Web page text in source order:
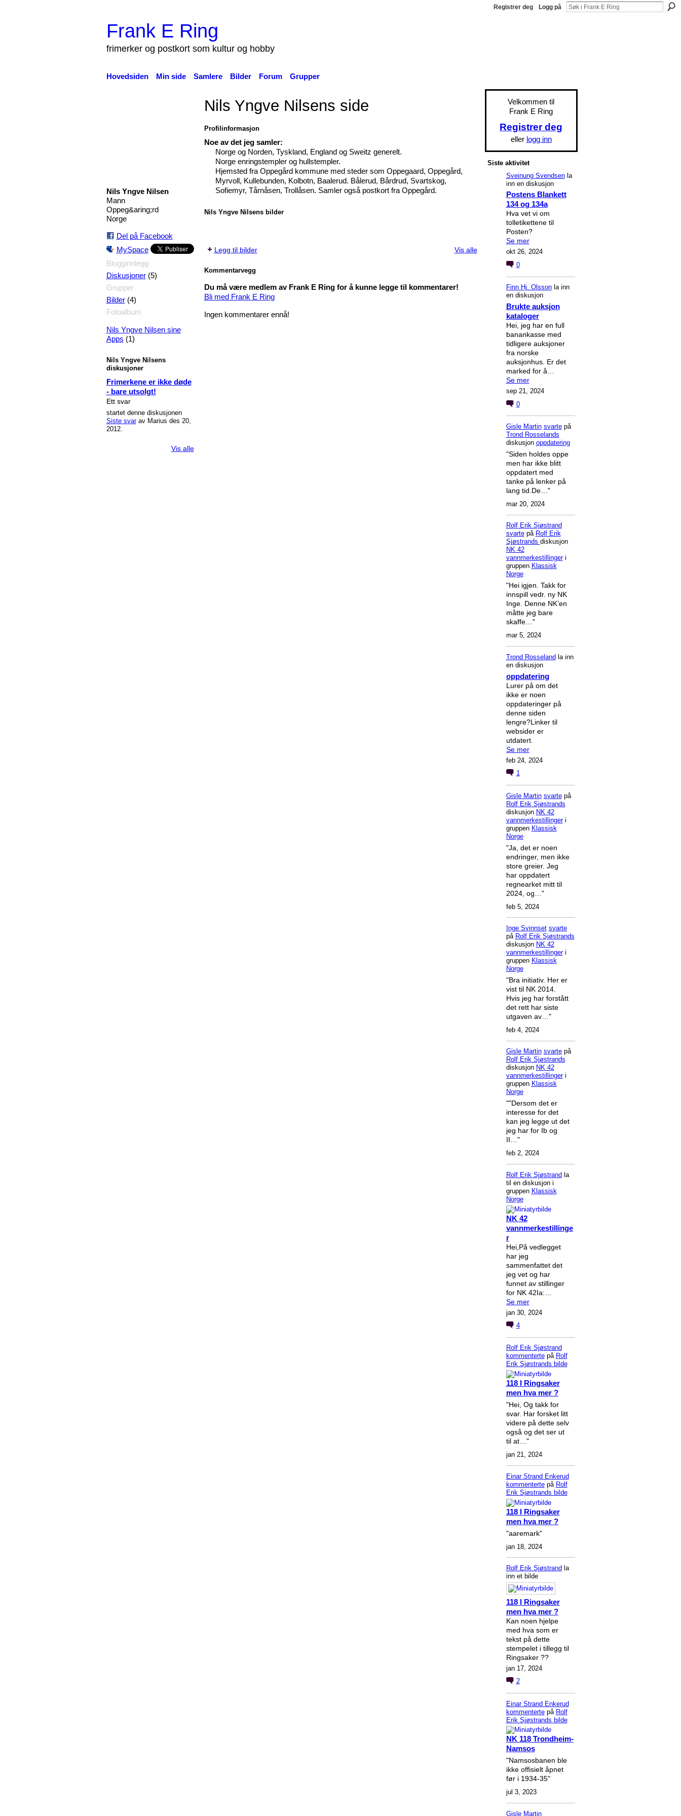
Registrer deg Logg på
Frank E Ring
frimerker og postkort som kultur og hobby
Hovedsiden Min side Samlere Bilder Forum Grupper
Nils Yngve Nilsen
Mann
Oppeg&aring;rd
Norge
Del på Facebook
MySpace
Blogginnlegg
Diskusjoner(5)
Grupper
Bilder(4)
Fotoalbum
Nils Yngve Nilsen sine
Apps (1)
Nils Yngve Nilsens
diskusjoner
Frimerkene er ikke døde
- bare utsolgt!
Ett svar
startet denne diskusjonen
Siste svarav Marius des 20,
2012.
Vis alle
Nils Yngve Nilsens side
Profilinformasjon
Noe av det jeg samler:
Norge og Norden, Tyskland, England og Sweitz generelt.
Norge enringstempler og hullstempler.
Hjemsted fra Oppegård kommune med steder som Oppegaard, Oppegård,
Myrvoll, Kullebunden, Kolbotn, Baalerud. Bålerud, Bårdrud, Svartskog,
Sofiemyr, Tårnåsen, Trollåsen. Samler også postkort fra Oppegård.
Nils Yngve Nilsens bilder
Legg til bilder Vis alle
Kommentarvegg
Du må være medlem av Frank E Ring for å kunne legge til kommentarer!
Bli med Frank E Ring
Ingen kommentarer ennå!
Velkommen til
Frank E Ring
Registrer deg
eller logg inn
Siste aktivitet
Sveinung Svendsenla
inn en diskusjon
Postens Blankett
134 og 134a
Hva vet vi om
tolletikettene til
Posten?
Se mer
okt 26, 2024
0
Finn Hj. Olssonla inn
en diskusjon
Brukte auksjon
kataloger
Hei, jeg har en full
banankasse med
tidligere auksjoner
fra norske
auksjonhus. Er det
marked for å…
Se mer
sep 21, 2024
0
Gisle Martin svartepå
Trond Rosselands
diskusjon oppdatering
"Siden holdes oppe
men har ikke blitt
oppdatert med
tanke på lenker på
lang tid.De…"
mar 20, 2024
Rolf Erik Sjøstrand
svartepå Rolf Erik
Sjøstrands diskusjon
NK 42
vannmerkestillingeri
gruppen Klassisk
Norge
"Hei igjen. Takk for
innspill vedr. ny NK
Inge. Denne NK’en
måtte jeg bare
skaffe…"
mar 5, 2024
Trond Rosseland la inn
en diskusjon
oppdatering
Lurer på om det
ikke er noen
oppdateringer på
denne siden
lengre?Linker til
websider er
utdatert.
Se mer
feb 24, 2024
1
Gisle Martin svartepå
Rolf Erik Sjøstrands
diskusjon NK 42
vannmerkestillingeri
gruppen Klassisk
Norge
"Ja, det er noen
endringer, men ikke
store greier. Jeg
har oppdatert
regnearket mitt til
2024, og…"
feb 5, 2024
Inge Svinnset svarte
på Rolf Erik Sjøstrands
diskusjon NK 42
vannmerkestillingeri
gruppen Klassisk
Norge
"Bra initiativ. Her er
vist til NK 2014.
Hvis jeg har forstått
det rett har siste
utgaven av…"
feb 4, 2024
Gisle Martin svartepå
Rolf Erik Sjøstrands
diskusjon NK 42
vannmerkestillingeri
gruppen Klassisk
Norge
""Dersom det er
interesse for det
kan jeg legge ut det
jeg har for Ib og
II…"
feb 2, 2024
Rolf Erik Sjøstrand la
til en diskusjon i
gruppen Klassisk
Norge
NK 42
vannmerkestillinge
r
Hei,På vedlegget
har jeg
sammenfattet det
jeg vet og har
funnet av stillinger
for NK 42Ia:…
Se mer
jan 30, 2024
4
Rolf Erik Sjøstrand
kommentertepå Rolf
Erik Sjøstrands bilde
118 I Ringsaker
men hva mer ?
"Hei, Og takk for
svar. Har forsket litt
videre på dette selv
også og det ser ut
til at…"
jan 21, 2024
Einar Strand Enkerud
kommentertepå Rolf
Erik Sjøstrands bilde
118 I Ringsaker
men hva mer ?
"aaremark"
jan 18, 2024
Rolf Erik Sjøstrand la
inn et bilde
118 I Ringsaker
men hva mer ?
Kan noen hjelpe
med hva som er
tekst på dette
stempelet i tillegg til
Ringsaker ??
jan 17, 2024
2
Einar Strand Enkerud
kommentertepå Rolf
Erik Sjøstrands bilde
NK 118 Trondheim-
Namsos
"Namsosbanen ble
ikke offisielt åpnet
før i 1934-35"
jul 3, 2023
Gisle Martin